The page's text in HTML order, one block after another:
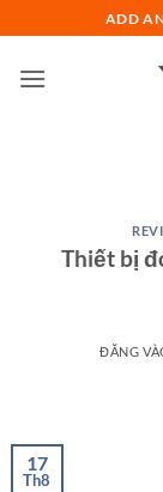
qua
nội
ADD
Thiết bị
ĐĂNG
17
Th8